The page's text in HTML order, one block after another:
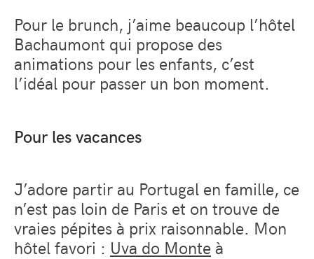
Pour le brunch, j’aime beaucoup l’hôtel
Bachaumont qui propose des
animations pour les enfants, c’est
l’idéal pour passer un bon moment.
Pour les vacances
J’adore partir au Portugal en famille, ce
n’est pas loin de Paris et on trouve de
vraies pépites à prix raisonnable. Mon
hôtel favori : Uva do Monte à